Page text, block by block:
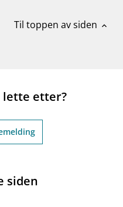
Til toppen av siden expand_less
lette etter?
siden